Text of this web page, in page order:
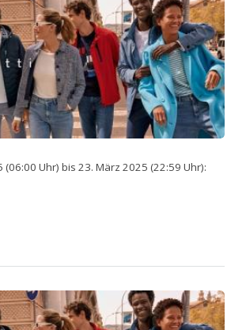
Uhr) bis 23. März 2025 (22:59 Uhr):